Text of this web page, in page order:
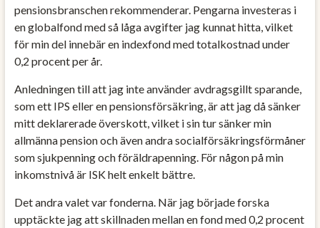
pensionsbranschen rekommenderar. Pengarna investeras i
en globalfond med så låga avgifter jag kunnat hitta, vilket
för min del innebär en indexfond med totalkostnad under
0,2 procent per år.
Anledningen till att jag inte använder avdragsgillt sparande,
som ett IPS eller en pensionsförsäkring, är att jag då sänker
mitt deklarerade överskott, vilket i sin tur sänker min
allmänna pension och även andra socialförsäkringsförmåner
som sjukpenning och föräldrapenning. För någon på min
inkomstnivå är ISK helt enkelt bättre.
Det andra valet var fonderna. När jag började forska
upptäckte jag att skillnaden mellan en fond med 0,2 procent